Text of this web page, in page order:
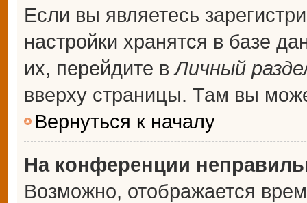
Если вы являетесь
настройки хранятся в базе
их, перейдите вЛичный
вверху страницы. Там вы
Вернуться к началу
На конференции
Возможно, отображается